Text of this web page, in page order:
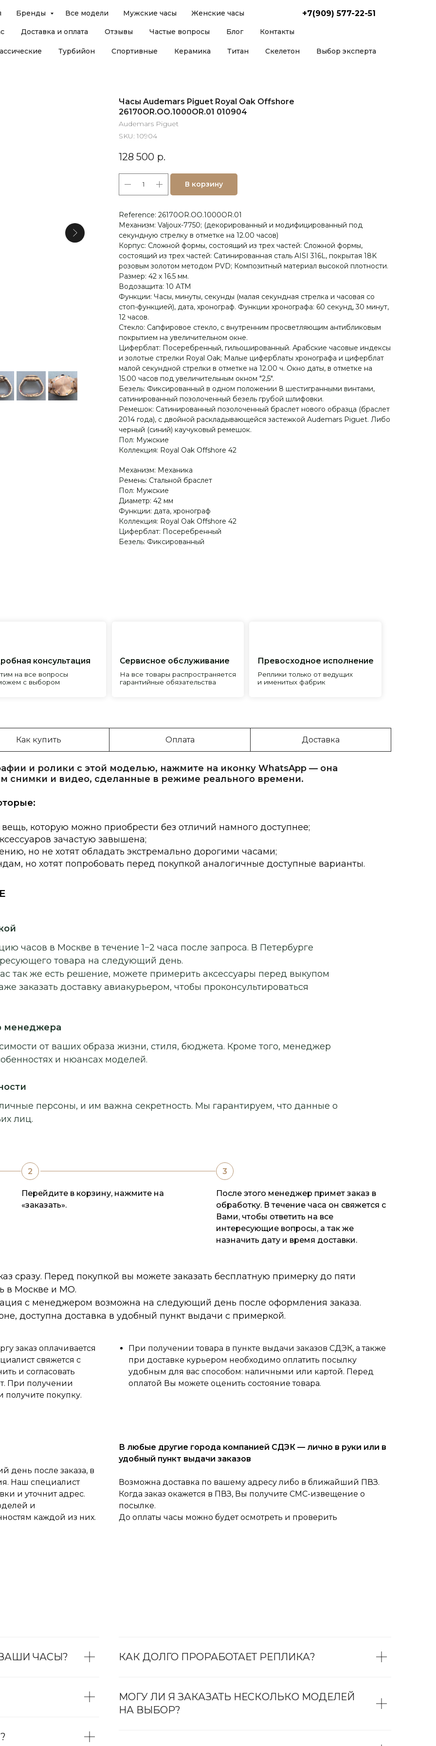
Доставка и оплата Отзывы Частые вопросы Блог Контакты
Бренды Все модели Мужские часы Женские часы +7(909) 577-22-51
Турбийон Спортивные Керамика Титан Скелетон Выбор эксперта
Часы Audemars Piguet Royal Oak Offshore
26170OR.OO.1000OR.01 010904
Audemars Piguet
SKU: 10904
128 500 р.
В корзину
Reference: 26170OR.OO.1000OR.01
Механизм: Valjoux-7750; (декорированный и модифицированный под
секундную стрелку в отметке на 12.00 часов)
Корпус: Сложной формы, состоящий из трех частей: Сложной формы,
состоящий из трех частей: Сатинированная сталь AISI 316L, покрытая 18K
розовым золотом методом PVD; Композитный материал высокой плотности.
Размер: 42 х 16.5 мм.
Водозащита: 10 ATM
Функции: Часы, минуты, секунды (малая секундная стрелка и часовая со
стоп-функцией), дата, хронограф. Функции хронографа: 60 секунд, 30 минут,
12 часов.
Стекло: Сапфировое стекло, с внутренним просветляющим антибликовым
покрытием на увеличительном окне.
Циферблат: Посеребренный, гильошированный. Арабские часовые индексы
и золотые стрелки Royal Oak; Малые циферблаты хронографа и циферблат
малой секундной стрелки в отметке на 12.00 ч. Окно даты, в отметке на
15.00 часов под увеличительным окном "2,5".
Безель: Фиксированный в одном положении 8 шестигранными винтами,
сатинированный позолоченный безель грубой шлифовки.
Ремешок: Сатинированный позолоченный браслет нового образца (браслет
2014 года), с двойной раскладывающейся застежкой Audemars Piguet. Либо
черный (синий) каучуковый ремешок.
Пол: Мужские
Коллекция: Royal Oak Offshore 42
Механизм: Механика
Ремень: Стальной браслет
Пол: Мужские
Диаметр: 42 мм
Функции: дата, хронограф
Коллекция: Royal Oak Offshore 42
Циферблат: Посеребренный
Безель: Фиксированный
Как купить Оплата Доставка
и ролики с этой моделью, нажмите на иконку WhatsApp — она
снимки и видео, сделанные в режиме реального времени.
которую можно приобрести без отличий намного доступнее;
зачастую завышена;
но не хотят обладать экстремально дорогими часами;
но хотят попробовать перед покупкой аналогичные доступные варианты.
часов в Москве в течение 1−2 часа после запроса. В Петербурге
товара на следующий день.
так же есть решение, можете примерить аксессуары перед выкупом
заказать доставку авиакурьером, чтобы проконсультироваться
менеджера
от ваших образа жизни, стиля, бюджета. Кроме того, менеджер
и нюансах моделей.
персоны, и им важна секретность. Мы гарантируем, что данные о
лиц.
Перейдите в корзину, нажмите на
«заказать».
После этого менеджер примет заказ в
обработку. В течение часа он свяжется с
Вами, чтобы ответить на все
интересующие вопросы, а так же
назначить дату и время доставки.
сразу. Перед покупкой вы можете заказать бесплатную примерку до пяти
в Москве и МО.
с менеджером возможна на следующий день после оформления заказа.
доступна доставка в удобный пункт выдачи с примеркой.
заказ оплачивается
свяжется с
и согласовать
При получении
получите покупку.
При получении товара в пункте выдачи заказов СДЭК, а также
при доставке курьером необходимо оплатить посылку
удобным для вас способом: наличными или картой. Перед
оплатой Вы можете оценить состояние товара.
день после заказа, в
Наш специалист
и уточнит адрес.
и
каждой из них.
В любые другие города компанией СДЭК — лично в руки или в
удобный пункт выдачи заказов
Возможна доставка по вашему адресу либо в ближайший ПВЗ.
Когда заказ окажется в ПВЗ, Вы получите СМС-извещение о
посылке.
До оплаты часы можно будет осмотреть и проверить
ЧАСЫ? КАК ДОЛГО ПРОРАБОТАЕТ РЕПЛИКА?
МОГУ ЛИ Я ЗАКАЗАТЬ НЕСКОЛЬКО МОДЕЛЕЙ
НА ВЫБОР?